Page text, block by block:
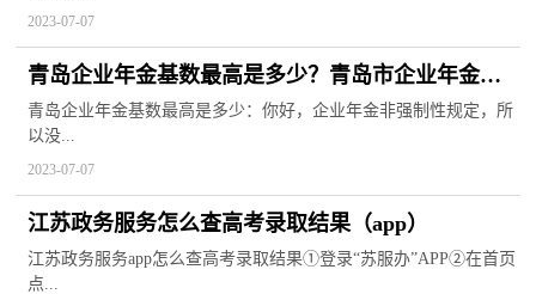
2023-07-07
青岛企业年金基数最高是多少？青岛市企业年金方
案备案需要什么材料？
青岛企业年金基数最高是多少：你好，企业年金非强制性规定，所
以没...
2023-07-07
江苏政务服务怎么查高考录取结果（app）
江苏政务服务app怎么查高考录取结果①登录“苏服办”APP②在首页
点...